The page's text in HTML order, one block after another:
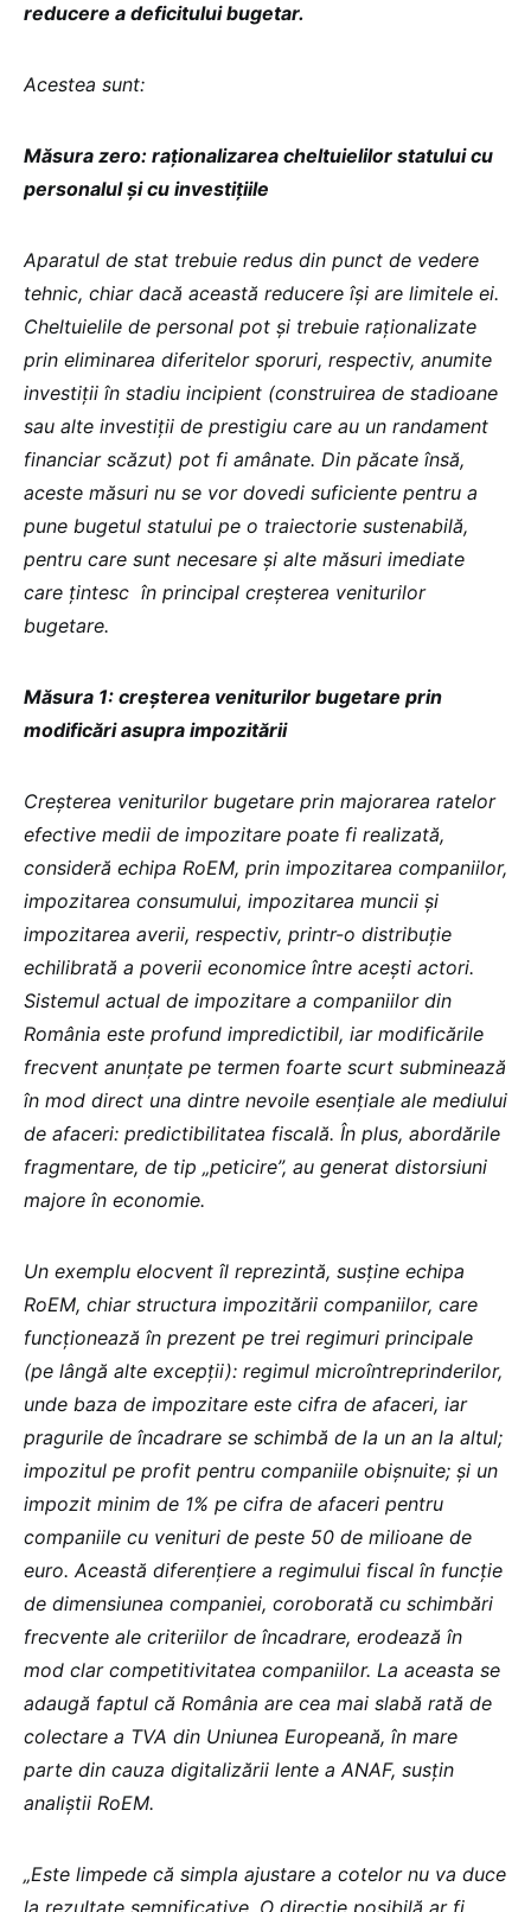
reducere a deficitului bugetar.
Acestea sunt:
Măsura zero: raționalizarea cheltuielilor statului cu
personalul și cu investițiile
Aparatul de stat trebuie redus din punct de vedere
tehnic, chiar dacă această reducere își are limitele ei.
Cheltuielile de personal pot și trebuie raționalizate
prin eliminarea diferitelor sporuri, respectiv, anumite
investiții în stadiu incipient (construirea de stadioane
sau alte investiții de prestigiu care au un randament
financiar scăzut) pot fi amânate. Din păcate însă,
aceste măsuri nu se vor dovedi suficiente pentru a
pune bugetul statului pe o traiectorie sustenabilă,
pentru care sunt necesare și alte măsuri imediate
care țintesc în principal creșterea veniturilor
bugetare.
Măsura 1: creșterea veniturilor bugetare prin
modificări asupra impozitării
Creșterea veniturilor bugetare prin majorarea ratelor
efective medii de impozitare poate fi realizată,
consideră echipa RoEM, prin impozitarea companiilor,
impozitarea consumului, impozitarea muncii și
impozitarea averii, respectiv, printr-o distribuție
echilibrată a poverii economice între acești actori.
Sistemul actual de impozitare a companiilor din
România este profund impredictibil, iar modificările
frecvent anunțate pe termen foarte scurt subminează
în mod direct una dintre nevoile esențiale ale mediului
de afaceri: predictibilitatea fiscală. În plus, abordările
fragmentare, de tip „peticire”, au generat distorsiuni
majore în economie.
Un exemplu elocvent îl reprezintă, susține echipa
RoEM, chiar structura impozitării companiilor, care
funcționează în prezent pe trei regimuri principale
(pe lângă alte excepții): regimul microîntreprinderilor,
unde baza de impozitare este cifra de afaceri, iar
pragurile de încadrare se schimbă de la un an la altul;
impozitul pe profit pentru companiile obișnuite; și un
impozit minim de 1% pe cifra de afaceri pentru
companiile cu venituri de peste 50 de milioane de
euro. Această diferențiere a regimului fiscal în funcție
de dimensiunea companiei, coroborată cu schimbări
frecvente ale criteriilor de încadrare, erodează în
mod clar competitivitatea companiilor. La aceasta se
adaugă faptul că România are cea mai slabă rată de
colectare a TVA din Uniunea Europeană, în mare
parte din cauza digitalizării lente a ANAF, susțin
analiștii RoEM.
„Este limpede că simpla ajustare a cotelor nu va duce